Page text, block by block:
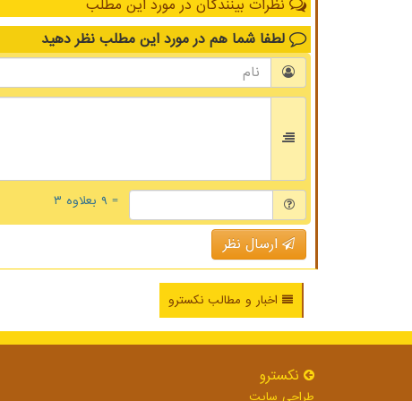
نظرات بینندگان در مورد این مطلب
لطفا شما هم در مورد این مطلب نظر دهید
= ۹ بعلاوه ۳
ارسال نظر
اخبار و مطالب نکسترو
نكسترو
طراحی سایت